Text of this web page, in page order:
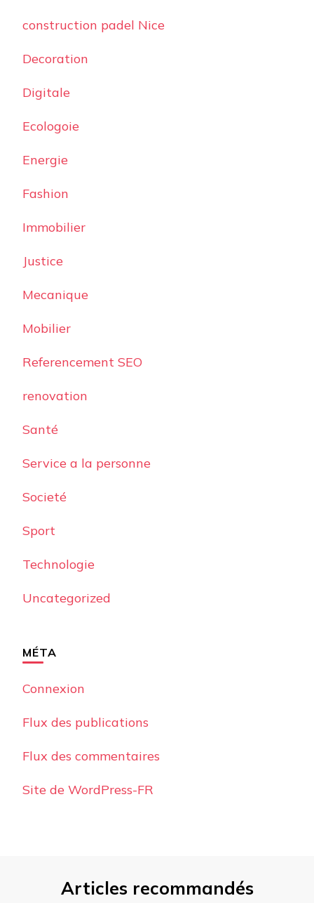
construction padel Nice
Decoration
Digitale
Ecologoie
Energie
Fashion
Immobilier
Justice
Mecanique
Mobilier
Referencement SEO
renovation
Santé
Service a la personne
Societé
Sport
Technologie
Uncategorized
MÉTA
Connexion
Flux des publications
Flux des commentaires
Site de WordPress-FR
Articles recommandés